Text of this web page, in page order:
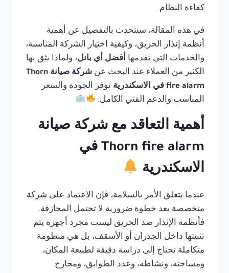
كفاءة النظام.
في هذه المقالة، سنتحدث بالتفصيل عن أهمية
أنظمة إنذار الحريق، وكيفية اختيار الشركة المناسبة،
والخدمات التي تقدمها أفضل أي بانل، ولماذا يثق بها
الكثير من العملاء عند البحث عن
شركة صيانة Thorn
fire alarm في الاسكندرية
توفر الجودة والسعر
المناسب والدعم الفني الكامل.
أهمية التعاقد مع شركة صيانة
Thorn fire alarm في
الاسكندرية
عندما يتعلق الأمر بالسلامة، فإن الاعتماد على شركة
متخصصة يعد خطوة ضرورية لا تحتمل المجازفة.
فأنظمة الإنذار ضد الحريق ليست مجرد أجهزة يتم
تثبيتها داخل الجدران أو الأسقف، بل هي منظومة
متكاملة تحتاج إلى دراسة دقيقة لطبيعة المكان،
ومساحته، ونشاطه، وعدد الطوابق، ومخارج